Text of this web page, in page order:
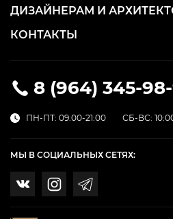
8 (964) 345-
ПН-ПТ: 09:00-21:00 СБ-ВС:
ДИЗАЙНЕРАМ И
КОНТАКТЫ
МЫ В СОЦИАЛЬНЫХ СЕТЯХ: